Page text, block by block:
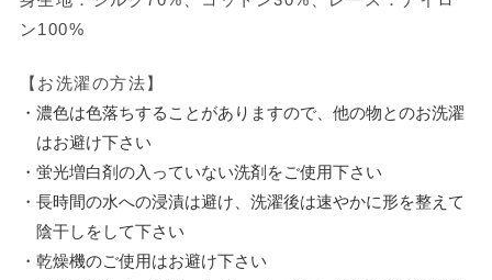
ン100%
【お洗濯の方法】
・濃色は色落ちすることがありますので、他の物とのお洗濯
はお避け下さい
・蛍光増白剤の入っていない洗剤をご使用下さい
・長時間の水への浸漬は避け、洗濯後は速やかに形を整えて
陰干しをして下さい
・乾燥機のご使用はお避け下さい